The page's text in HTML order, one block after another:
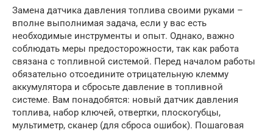
Замена датчика давления топлива своими руками –
вполне выполнимая задача, если у вас есть
необходимые инструменты и опыт. Однако, важно
соблюдать меры предосторожности, так как работа
связана с топливной системой. Перед началом работы
обязательно отсоедините отрицательную клемму
аккумулятора и сбросьте давление в топливной
системе. Вам понадобятся: новый датчик давления
топлива, набор ключей, отвертки, плоскогубцы,
мультиметр, сканер (для сброса ошибок). Пошаговая